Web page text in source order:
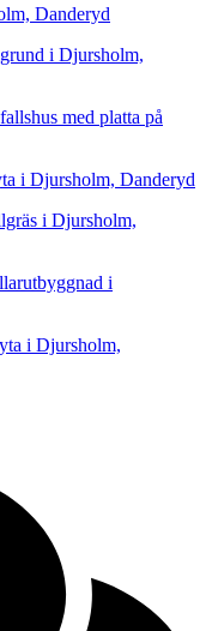
Danderyd
i Djursholm,
med platta på
i Djursholm, Danderyd
i Djursholm,
i
i Djursholm,